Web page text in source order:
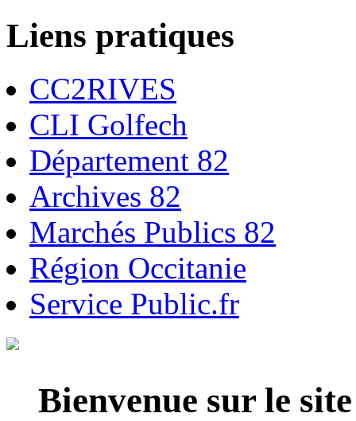
Liens pratiques
CC2RIVES
CLI Golfech
Département 82
Archives 82
Marchés Publics 82
Région Occitanie
Service Public.fr
Bienvenue sur le